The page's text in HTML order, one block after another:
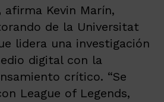
afirma Kevin Marín,
de la Universitat
lidera una investigación
digital con la
crítico. “Se
League of Legends,